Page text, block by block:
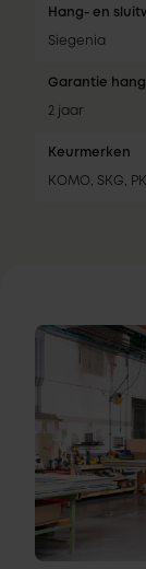
Hang- en
Siegenia
Garantie
2 jaar
Keurmerken
KOMO, SKG,